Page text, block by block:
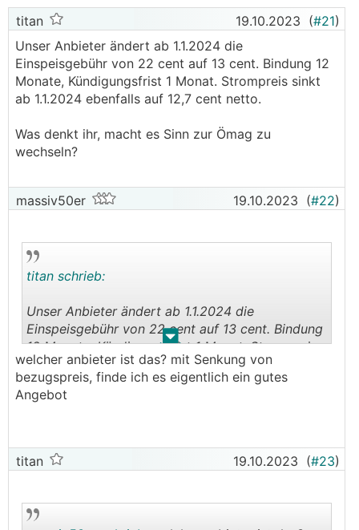
titan 19.10.2023 (#21)
Unser Anbieter ändert ab 1.1.2024 die
Einspeisgebühr von 22 cent auf 13 cent. Bindung 12
Monate, Kündigungsfrist 1 Monat. Strompreis sinkt
ab 1.1.2024 ebenfalls auf 12,7 cent netto.
Was denkt ihr, macht es Sinn zur Ömag zu
wechseln?
massiv50er 19.10.2023 (#22)
. .
titan schrieb:
Unser Anbieter ändert ab 1.1.2024 die
Einspeisgebühr von 22 cent auf 13 cent. Bindung
12 Monate, Kündigungsfrist 1 Monat. Strompreis
sinkt ab 1.1.2024 ebenfalls auf 12,7 cent netto.
Was denkt ihr, macht es Sinn zur Ömag zu
welcher anbieter ist das? mit Senkung von
bezugspreis, finde ich es eigentlich ein gutes
Angebot
titan 19.10.2023 (#23)